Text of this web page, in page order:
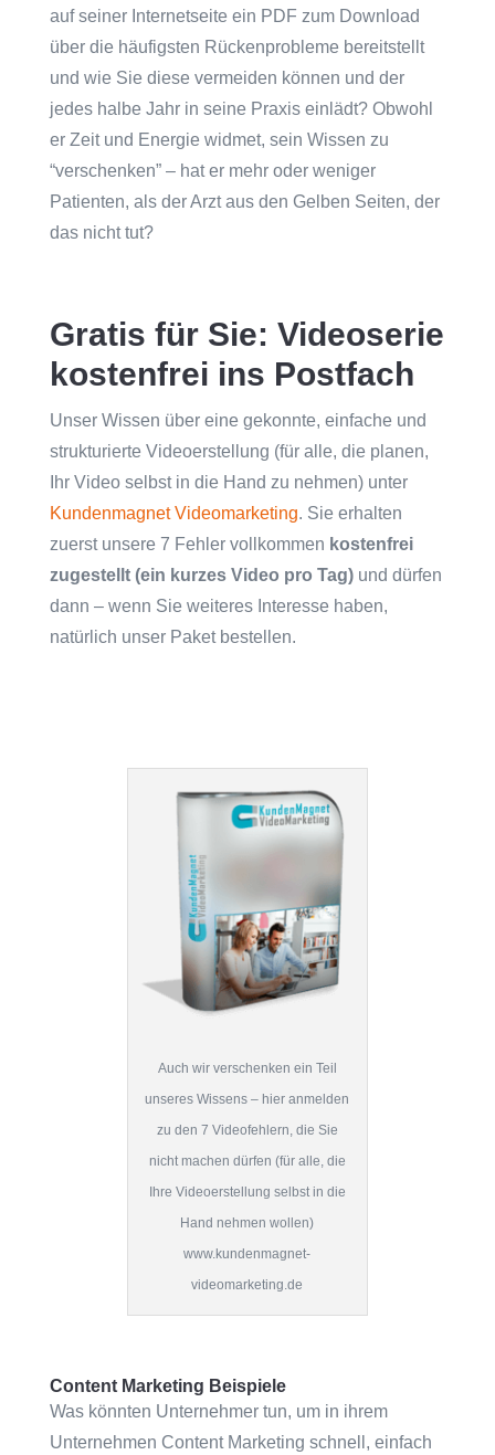
auf seiner Internetseite ein PDF zum Download
über die häufigsten Rückenprobleme bereitstellt
und wie Sie diese vermeiden können und der
jedes halbe Jahr in seine Praxis einlädt? Obwohl
er Zeit und Energie widmet, sein Wissen zu
“verschenken” – hat er mehr oder weniger
Patienten, als der Arzt aus den Gelben Seiten, der
das nicht tut?
Gratis für Sie: Videoserie
kostenfrei ins Postfach
Unser Wissen über eine gekonnte, einfache und
strukturierte Videoerstellung (für alle, die planen,
Ihr Video selbst in die Hand zu nehmen) unter
Kundenmagnet Videomarketing. Sie erhalten
zuerst unsere 7 Fehler vollkommen kostenfrei
zugestellt (ein kurzes Video pro Tag)und dürfen
dann – wenn Sie weiteres Interesse haben,
natürlich unser Paket bestellen.
Auch wir verschenken ein Teil
unseres Wissens – hier anmelden
zu den 7 Videofehlern, die Sie
nicht machen dürfen (für alle, die
Ihre Videoerstellung selbst in die
Hand nehmen wollen)
www.kundenmagnet-
videomarketing.de
Content Marketing Beispiele
Was könnten Unternehmer tun, um in ihrem
Unternehmen Content Marketing schnell, einfach